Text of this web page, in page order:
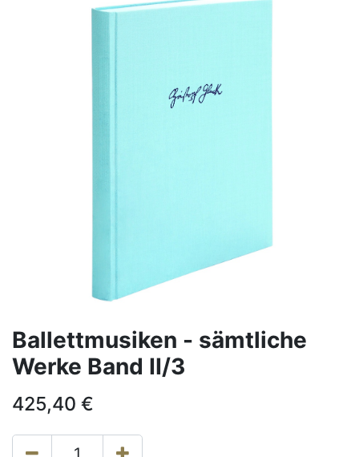
Ballettmusiken - sämtliche
Werke Band II/3
425,40 €